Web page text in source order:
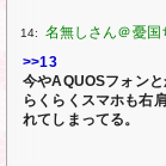
14:
>>13
今やAQUOSフォン
らくらくスマホも右
れてしまってる。